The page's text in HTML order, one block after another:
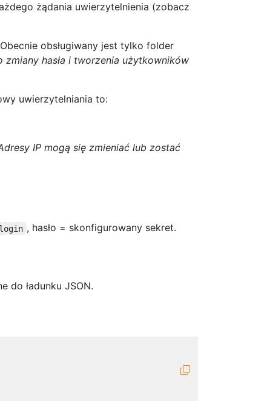
żądania uwierzytelnienia (zobacz
obsługiwany jest tylko folder
zmiany hasła i tworzenia użytkowników
uwierzytelniania to:
IP mogą się zmieniać lub zostać
, hasło = skonfigurowany sekret.
do ładunku JSON.